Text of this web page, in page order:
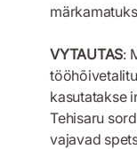
VYTAUTAS:
kasutatakse
Tehisaru
vajavad